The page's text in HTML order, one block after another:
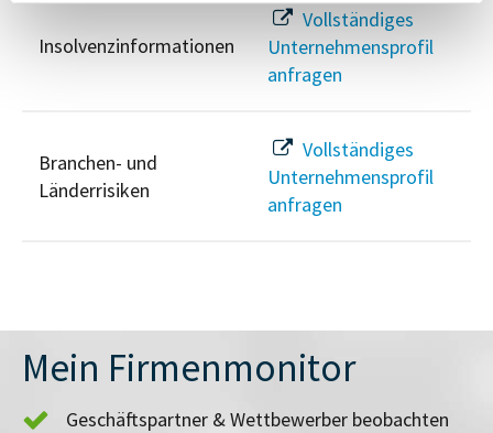
Insolvenzinformationen
Vollständiges
Unternehmensprofil
anfragen
Branchen- und
Länderrisiken
Vollständiges
Unternehmensprofil
anfragen
Mein Firmenmonitor
Geschäftspartner & Wettbewerber beobachten